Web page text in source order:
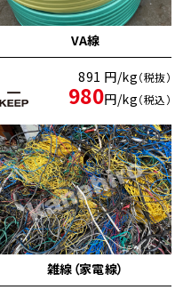
VA線
891 円/kg（税抜）
980円/kg（税込）
雑線（家電線）